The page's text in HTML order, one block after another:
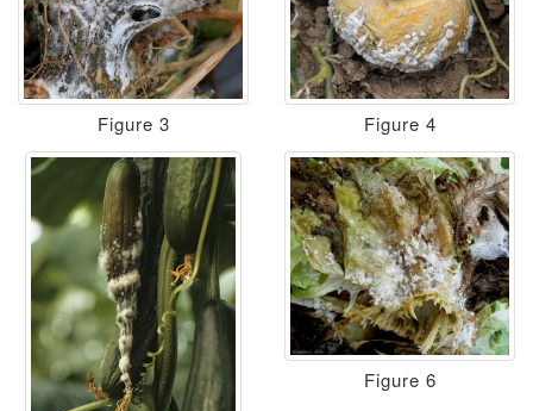
Figure 3 Figure 4
Figure 6